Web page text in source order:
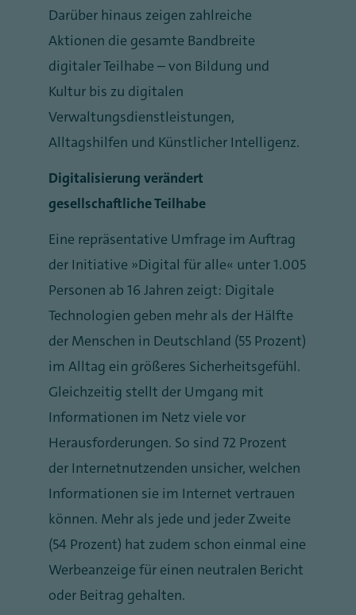
Darüber hinaus zeigen zahlreiche
Aktionen die gesamte Bandbreite
digitaler Teilhabe – von Bildung und
Kultur bis zu digitalen
Verwaltungsdienstleistungen,
Alltagshilfen und Künstlicher Intelligenz.
Digitalisierung verändert
gesellschaftliche Teilhabe
Eine repräsentative Umfrage im Auftrag
der Initiative „Digital für alle“ unter 1.005
Personen ab 16 Jahren zeigt: Digitale
Technologien geben mehr als der Hälfte
der Menschen in Deutschland (55 Prozent)
im Alltag ein größeres Sicherheitsgefühl.
Gleichzeitig stellt der Umgang mit
Informationen im Netz viele vor
Herausforderungen. So sind 72 Prozent
der Internetnutzenden unsicher, welchen
Informationen sie im Internet vertrauen
können. Mehr als jede und jeder Zweite
(54 Prozent) hat zudem schon einmal eine
Werbeanzeige für einen neutralen Bericht
oder Beitrag gehalten.